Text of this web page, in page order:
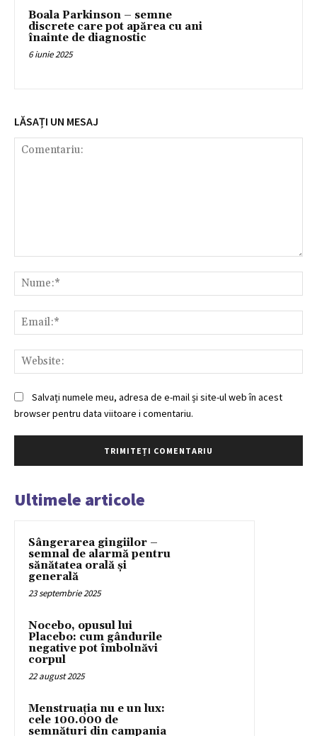
Boala Parkinson – semne
discrete care pot apărea cu ani
înainte de diagnostic
6 iunie 2025
LĂSAȚI UN MESAJ
Salvați numele meu, adresa de e-mail și site-ul web în acest
browser pentru data viitoare i comentariu.
Ultimele articole
Sângerarea gingiilor –
semnal de alarmă pentru
sănătatea orală și
generală
23 septembrie 2025
Nocebo, opusul lui
Placebo: cum gândurile
negative pot îmbolnăvi
corpul
22 august 2025
Menstruația nu e un lux:
cele 100.000 de
semnături din campania